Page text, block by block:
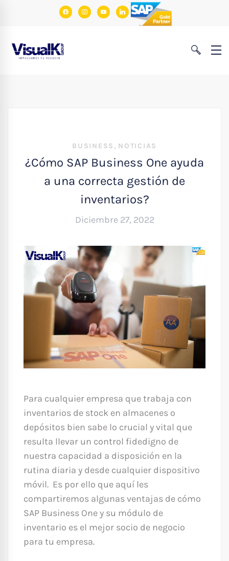
facebookinstagram
youtubelinkedin
BUSINESS , NOTICIAS
¿Cómo SAP Business One ayuda
a una correcta gestión de
inventarios?
Diciembre 27, 2022
Para cualquier empresa que trabaja con
inventarios de stock en almacenes o
depósitos bien sabe lo crucial y vital que
resulta llevar un control fidedigno de
nuestra capacidad a disposición en la
rutina diaria y desde cualquier dispositivo
móvil. Es por ello que aquí les
compartiremos algunas ventajas de cómo
SAP Business One y su módulo de
inventario es el mejor socio de negocio
para tu empresa.